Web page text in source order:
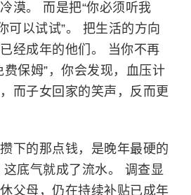
漠。 而是把“你必须听我
可以试试”。 把生活的方向
经成年的他们。 当你不再
费保姆”，你会发现，血压计
而子女回家的笑声，反而更
下的那点钱，是晚年最硬的
底气就成了流水。 调查显
父母，仍在持续补贴已成年